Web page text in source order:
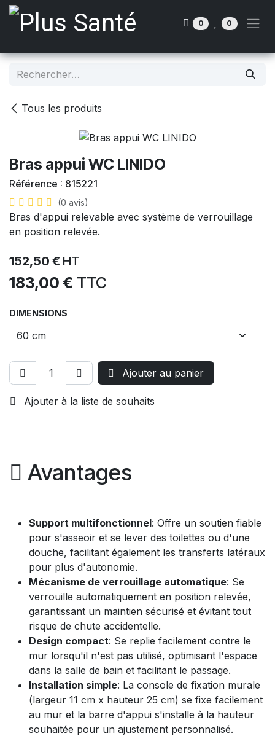
Se rendre au contenu
0 0
Tous les produits
Bras appui WC LINIDO
Référence : 815221
(0 avis)
Bras d'appui relevable avec système de verrouillage
en position relevée.
152,50 € HT
183,00 € TTC
DIMENSIONS
Ajouter au panier
Ajouter à la liste de souhaits
Avantages
Support multifonctionnel: Offre un soutien fiable
pour s'asseoir et se lever des toilettes ou d'une
douche, facilitant également les transferts latéraux
pour plus d'autonomie.
Mécanisme de verrouillage automatique: Se
verrouille automatiquement en position relevée,
garantissant un maintien sécurisé et évitant tout
risque de chute accidentelle.
Design compact: Se replie facilement contre le
mur lorsqu'il n'est pas utilisé, optimisant l'espace
dans la salle de bain et facilitant le passage.
Installation simple: La console de fixation murale
(largeur 11 cm x hauteur 25 cm) se fixe facilement
au mur et la barre d'appui s'installe à la hauteur
souhaitée pour un ajustement personnalisé.